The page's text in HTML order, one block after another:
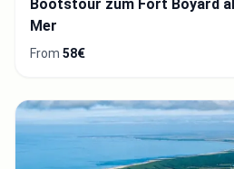
Bootstour zum Fort Boyard
Mer
From 58€